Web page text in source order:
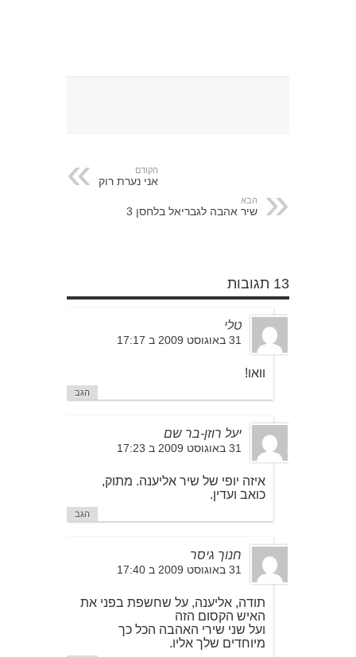
הקודם
אני נערת רוק
הבא
שיר אהבה לגבריאל בלחסן 3
13 תגובות
טלי
31 באוגוסט 2009 ב 17:17
וואו!
הגב
יעל רוזן-בר שם
31 באוגוסט 2009 ב 17:23
איזה יופי של שיר אליענה. מתוק,
כואב ועדין.
הגב
חנוך גיסר
31 באוגוסט 2009 ב 17:40
תודה, אליענה, על שחשפת בפני את
האיש הקסום הזה
ועל שני שירי האהבה הכל כך
מיוחדים שלך אליו.